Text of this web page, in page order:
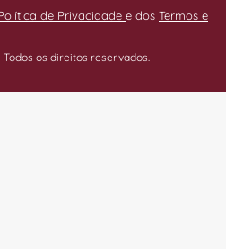
de Privacidade e dos Termos e
os direitos reservados.